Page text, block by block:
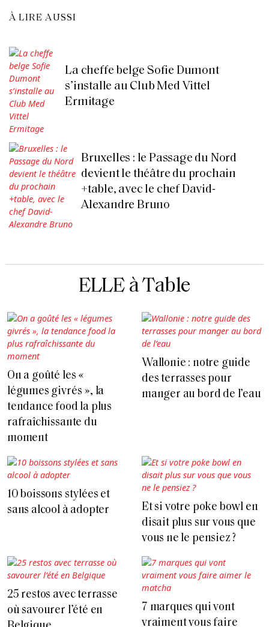
À LIRE AUSSI
La cheffe belge Sofie Dumont
s’installe au Club Med Vittel
Ermitage
Bruxelles : le Passage du Nord
devient le théâtre du prochain
+table, avec le chef David-
Alexandre Bruno
ELLE à Table
On a goûté les «
légumes givrés », la
tendance food la plus
rafraîchissante du
moment
Wallonie : notre guide
des terrasses pour
manger au bord de l’eau
10 boissons stylées et
sans alcool à adopter
Et si votre poke bowl en
disait plus sur vous que
vous ne le pensiez ?
25 restos avec terrasse
où savourer l’été en
7 marques qui vont
vraiment vous faire